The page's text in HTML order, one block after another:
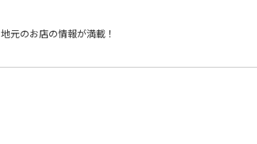
地元のお店の情報が満載！